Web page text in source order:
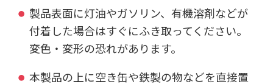
製品表面に灯油やガソリン、有機溶剤などが
付着した場合はすぐにふき取ってください。
変色・変形の恐れがあります。
本製品の上に空き缶や鉄製の物などを直接置